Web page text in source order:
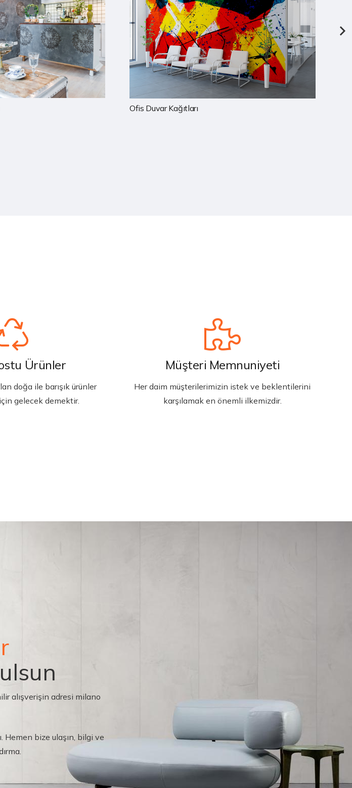
Baskılı Duvar Kağıtları
Ürünler
doğa ile barışık ürünler
gelecek demektir.
Müşteri Memnuniyeti
Her daim müşterilerimizin istek ve beklentilerini
karşılamak en önemli ilkemizdir.
alışverişin adresi milano
Hemen bize ulaşın, bilgi ve